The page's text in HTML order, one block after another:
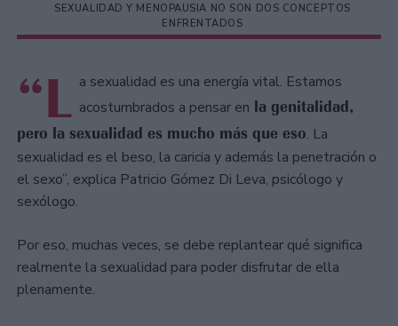
SEXUALIDAD Y MENOPAUSIA NO SON DOS CONCEPTOS
ENFRENTADOS
“L a sexualidad es una energía vital. Estamos
acostumbrados a pensar en la genitalidad,
pero la sexualidad es mucho más que eso. La
sexualidad es el beso, la caricia y además la penetración o
el sexo”, explica Patricio Gómez Di Leva, psicólogo y
sexólogo.
Por eso, muchas veces, se debe replantear qué significa
realmente la sexualidad para poder disfrutar de ella
plenamente.